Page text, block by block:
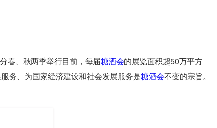
春、秋两季举行目前，每届糖酒会的展览面积超50万平方
务、为国家经济建设和社会发展服务是糖酒会不变的宗旨。